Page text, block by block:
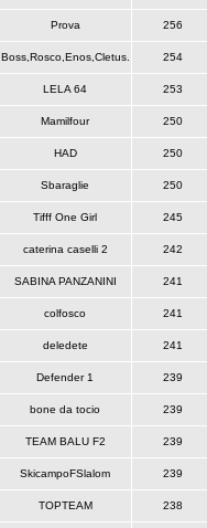
Prova 256
Boss,Rosco,Enos,Cletus. 254
LELA 64 253
Mamilfour 250
HAD 250
Sbaraglie 250
Tifff One Girl 245
caterina caselli 2 242
SABINA PANZANINI 241
colfosco 241
deledete 241
Defender 1 239
bone da tocio 239
TEAM BALU F2 239
SkicampoFSlalom 239
TOPTEAM 238